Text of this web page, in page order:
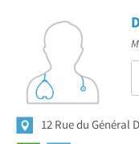
12 Rue du Général